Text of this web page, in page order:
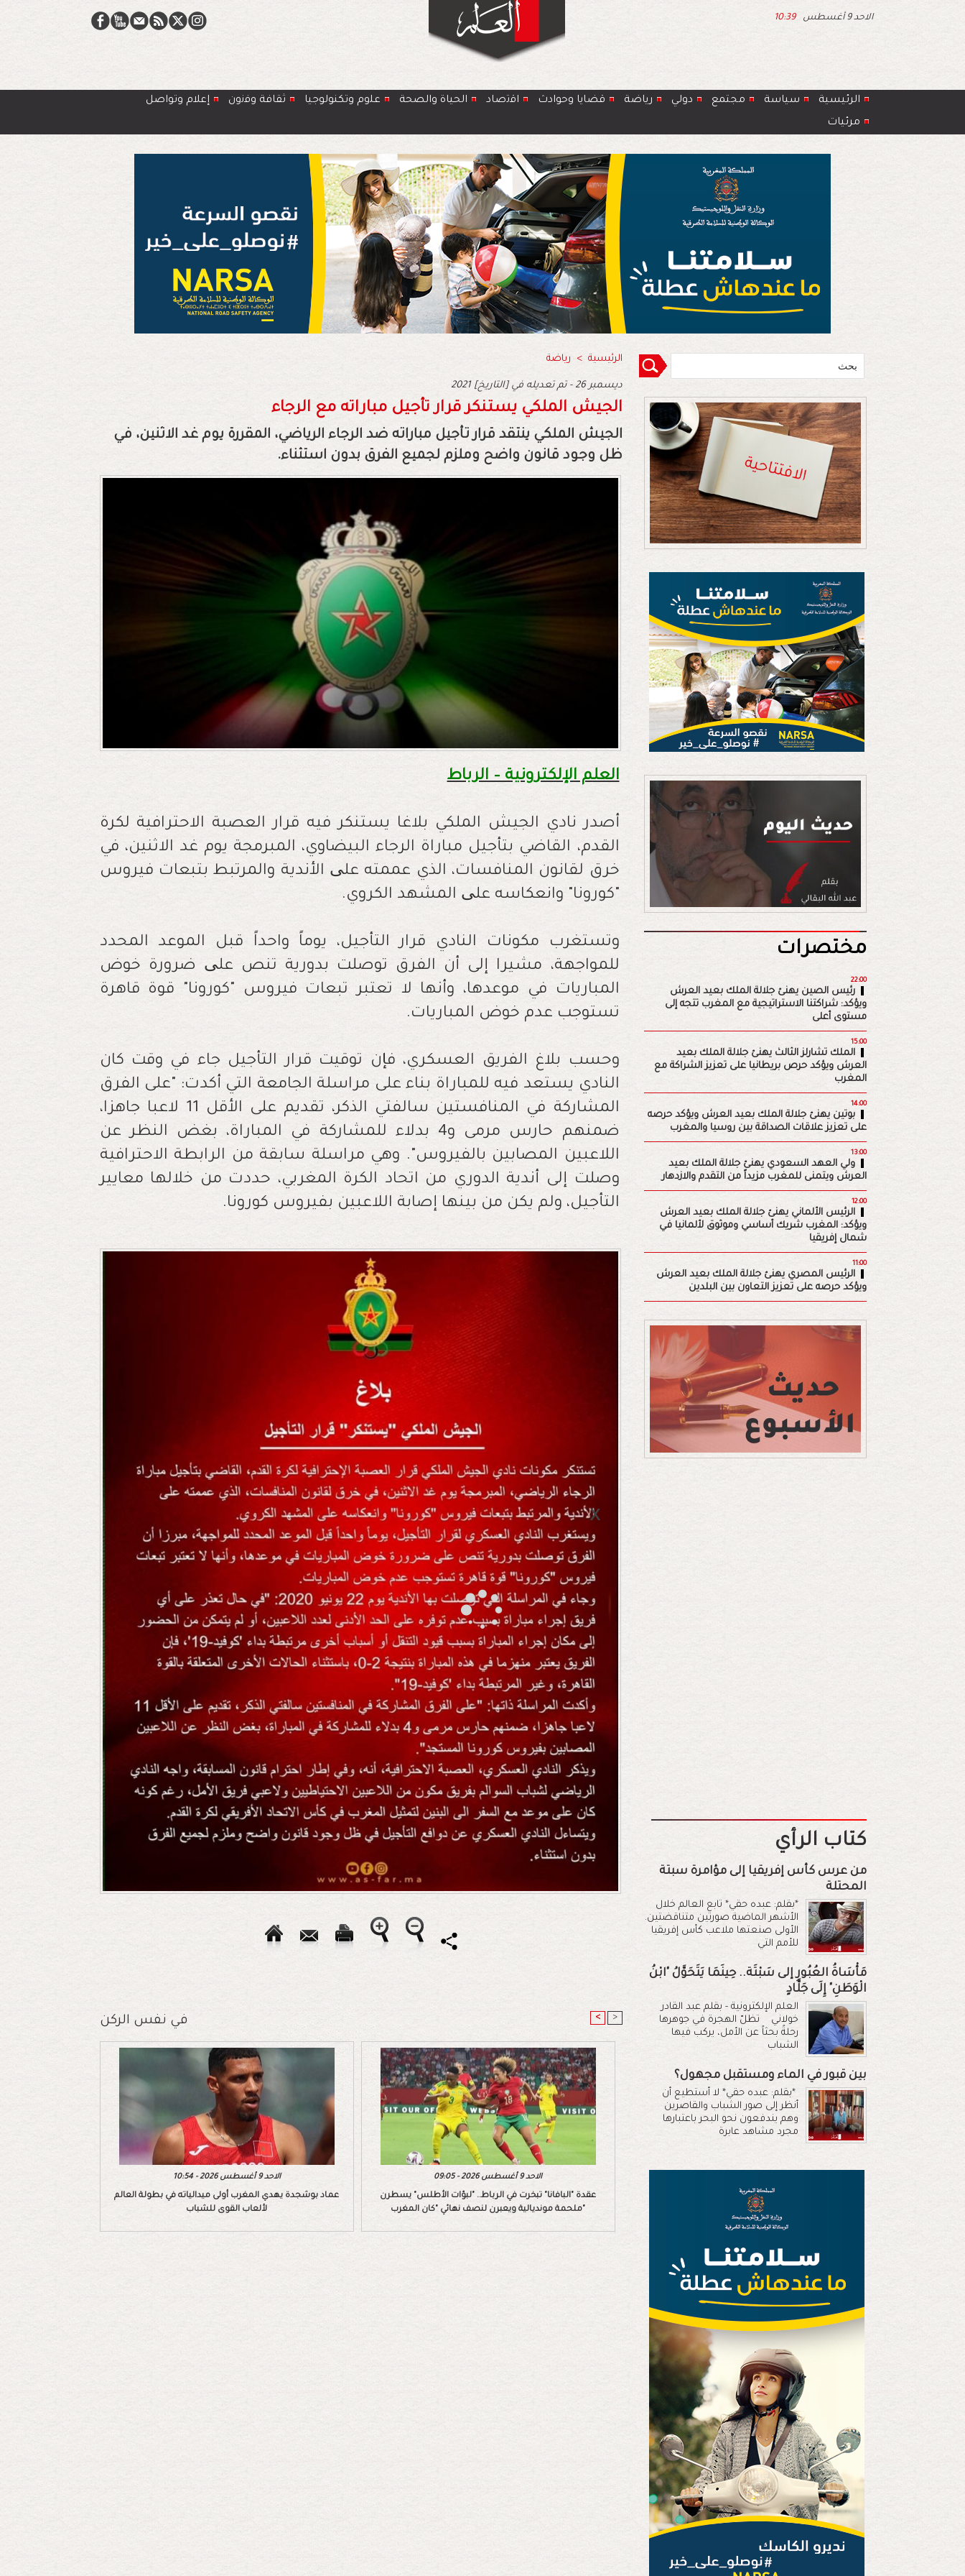
الاحد 9 أغسطس 10:39
الرئيسية سياسة مجتمع دولي رياضة قضايا وحوادث اﻗﺗﺻﺎد الحياة والصحة ﻋﻠوم وتكنولوجيا ﺛﻘﺎﻓﺔ وﻓﻧون
إعلام وتواصل
مرئيات
الرئيسية > رياضة
2021 ديسمبر 26 - تم تعديله في [التاريخ]
الجيش الملكي يستنكر قرار تأجيل مباراته مع الرجاء
الجيش الملكي ينتقد قرار تأجيل مباراته ضد الرجاء الرياضي، المقررة يوم غد الاثنين، في
ظل وجود قانون واضح وملزم لجميع الفرق بدون استثناء.
العلم الإلكترونية – الرباط
أصدر نادي الجيش الملكي بلاغا يستنكر فيه قرار العصبة الاحترافية لكرة
القدم، القاضي بتأجيل مباراة الرجاء البيضاوي، المبرمجة يوم غد الاثنين، في
خرق لقانون المنافسات، الذي عممته علی الأندية والمرتبط بتبعات فيروس
"كورونا" وانعكاسه علی المشهد الكروي.
وتستغرب مكونات النادي قرار التأجيل، يوماً واحداً قبل الموعد المحدد
للمواجهة، مشيرا إلى أن الفرق توصلت بدورية تنص علی ضرورة خوض
المباريات في موعدها، وأنها لا تعتبر تبعات فيروس "كورونا" قوة قاهرة
تستوجب عدم خوض المباريات.
وحسب بلاغ الفريق العسكري، فإن توقيت قرار التأجيل جاء في وقت كان
النادي يستعد فيه للمباراة بناء على مراسلة الجامعة التي أكدت: "على الفرق
المشاركة في المنافستين سالفتي الذكر، تقديم على الأقل 11 لاعبا جاهزا،
ضمنهم حارس مرمى و4 بدلاء للمشاركة في المباراة، بغض النظر عن
اللاعبين المصابين بالفيروس". وهي مراسلة سابقة من الرابطة الاحترافية
وصلت إلى أندية الدوري من اتحاد الكرة المغربي، حددت من خلالها معايير
التأجيل، ولم يكن من بينها إصابة اللاعبين بفيروس كورونا.
في نفس الركن < >
الاحد 9 أغسطس 2026 - 10:54
عماد بوشجدة يهدي المغرب أولى ميدالياته في بطولة العالم
لألعاب القوى للشباب
الاحد 9 أغسطس 2026 - 09:05
عقدة "البافانا" تبخرت في الرباط.. "لبؤات الأطلس" يسطرن
مختصرات
22:00
رئيس الصين يهنئ جلالة الملك بعيد العرش
ويؤكد: شراكتنا الاستراتيجية مع المغرب تتجه إلى
مستوى أعلى
15:00
الملك تشارلز الثالث يهنئ جلالة الملك بعيد
العرش ويؤكد حرص بريطانيا على تعزيز الشراكة مع
المغرب
14:00
بوتين يهنئ جلالة الملك بعيد العرش ويؤكد حرصه
على تعزيز علاقات الصداقة بين روسيا والمغرب
13:00
ولي العهد السعودي يهنئ جلالة الملك بعيد
العرش ويتمنى للمغرب مزيداً من التقدم والازدهار
12:00
الرئيس الألماني يهنئ جلالة الملك بعيد العرش
ويؤكد: المغرب شريك أساسي وموثوق لألمانيا في
شمال إفريقيا
11:00
الرئيس المصري يهنئ جلالة الملك بعيد العرش
ويؤكد حرصه على تعزيز التعاون بين البلدين
كتاب الرأي
من عرس كأس إفريقيا إلى مؤامرة سبتة
المحتلة
*بقلم: عبده حقي* تابع العالم خلال
الأشهر الماضية صورتين متناقضتين.
الأولى صنعتها ملاعب كأس إفريقيا
للأمم التي
مَأْسَاةُ العُبُورِ إلى سَبْتَة.. حِينَمَا يَتَحَوَّلُ "ابْنُ
الْوَطَنِ" إِلَى جَلَّادٍ
العلم الإلكترونية - بقلم عبد القادر
خولاني تظلّ الهجرة في جوهرها
رحلةً بحثاً عن الأمل، يركب فيها
الشباب
بين قبور في الماء ومستقبل مجهول؟
*بقلم: عبده حقي* لا أستطيع أن
أنظر إلى صور الشباب والقاصرين
وهم يندفعون نحو البحر باعتبارها
مجرد مشاهد عابرة